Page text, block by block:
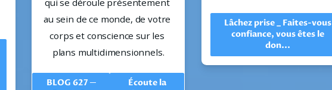
qui se déroule présentement
au sein de ce monde, de votre
corps et conscience sur les
plans multidimensionnels.
BLOG 627 ─
Écoute la
Lâchez prise _ Faites-vous
confiance, vous êtes le
don...